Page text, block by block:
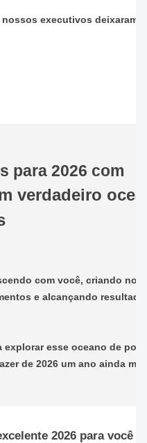
nossos executivos deixaram
para 2026 com
verdadeiro
com você, criando
e alcançando
explorar esse oceano de
de 2026 um ano ainda
2026 para você